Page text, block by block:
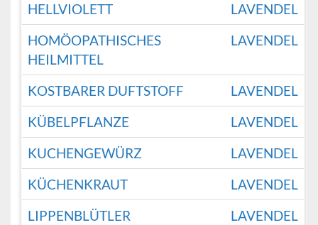
HELLVIOLETT
LAVENDEL
HOMÖOPATHISCHES
HEILMITTEL
LAVENDEL
KOSTBARER DUFTSTOFF
LAVENDEL
KÜBELPFLANZE
LAVENDEL
KUCHENGEWÜRZ
LAVENDEL
KÜCHENKRAUT
LAVENDEL
LIPPENBLÜTLER
LAVENDEL